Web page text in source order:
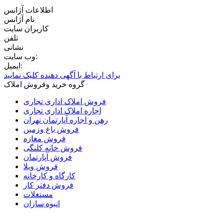
اطلاعات آژانس
نام آژانس
کاربران سايت
تلفن
نشانی
وب سایت:
ایمیل:
برای ارتباط با آگهی دهنده کلیک نمایید
گروه خرید وفروش املاک
فروش املاک اداری تجاری
اجاره املاک اداری تجاری
رهن و اجاره آپارتمان تهران
فروش باغ وزمین
فروش مغازه
فروش خانه کلنگی
فروش آپارتمان
فروش ویلا
کارگاه و کارخانه
فروش دفتر کار
مستغلات
انبوه سازان